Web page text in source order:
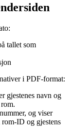
:
å tallet som
i PDF-format:
gjestenes navn og
rom.
, og viser
rom-ID og gjestens